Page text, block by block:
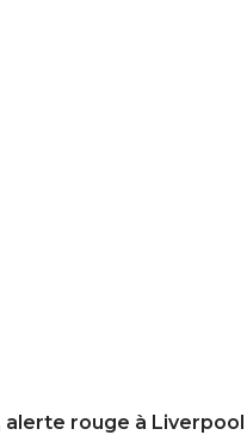
alerte rouge à Liverpool